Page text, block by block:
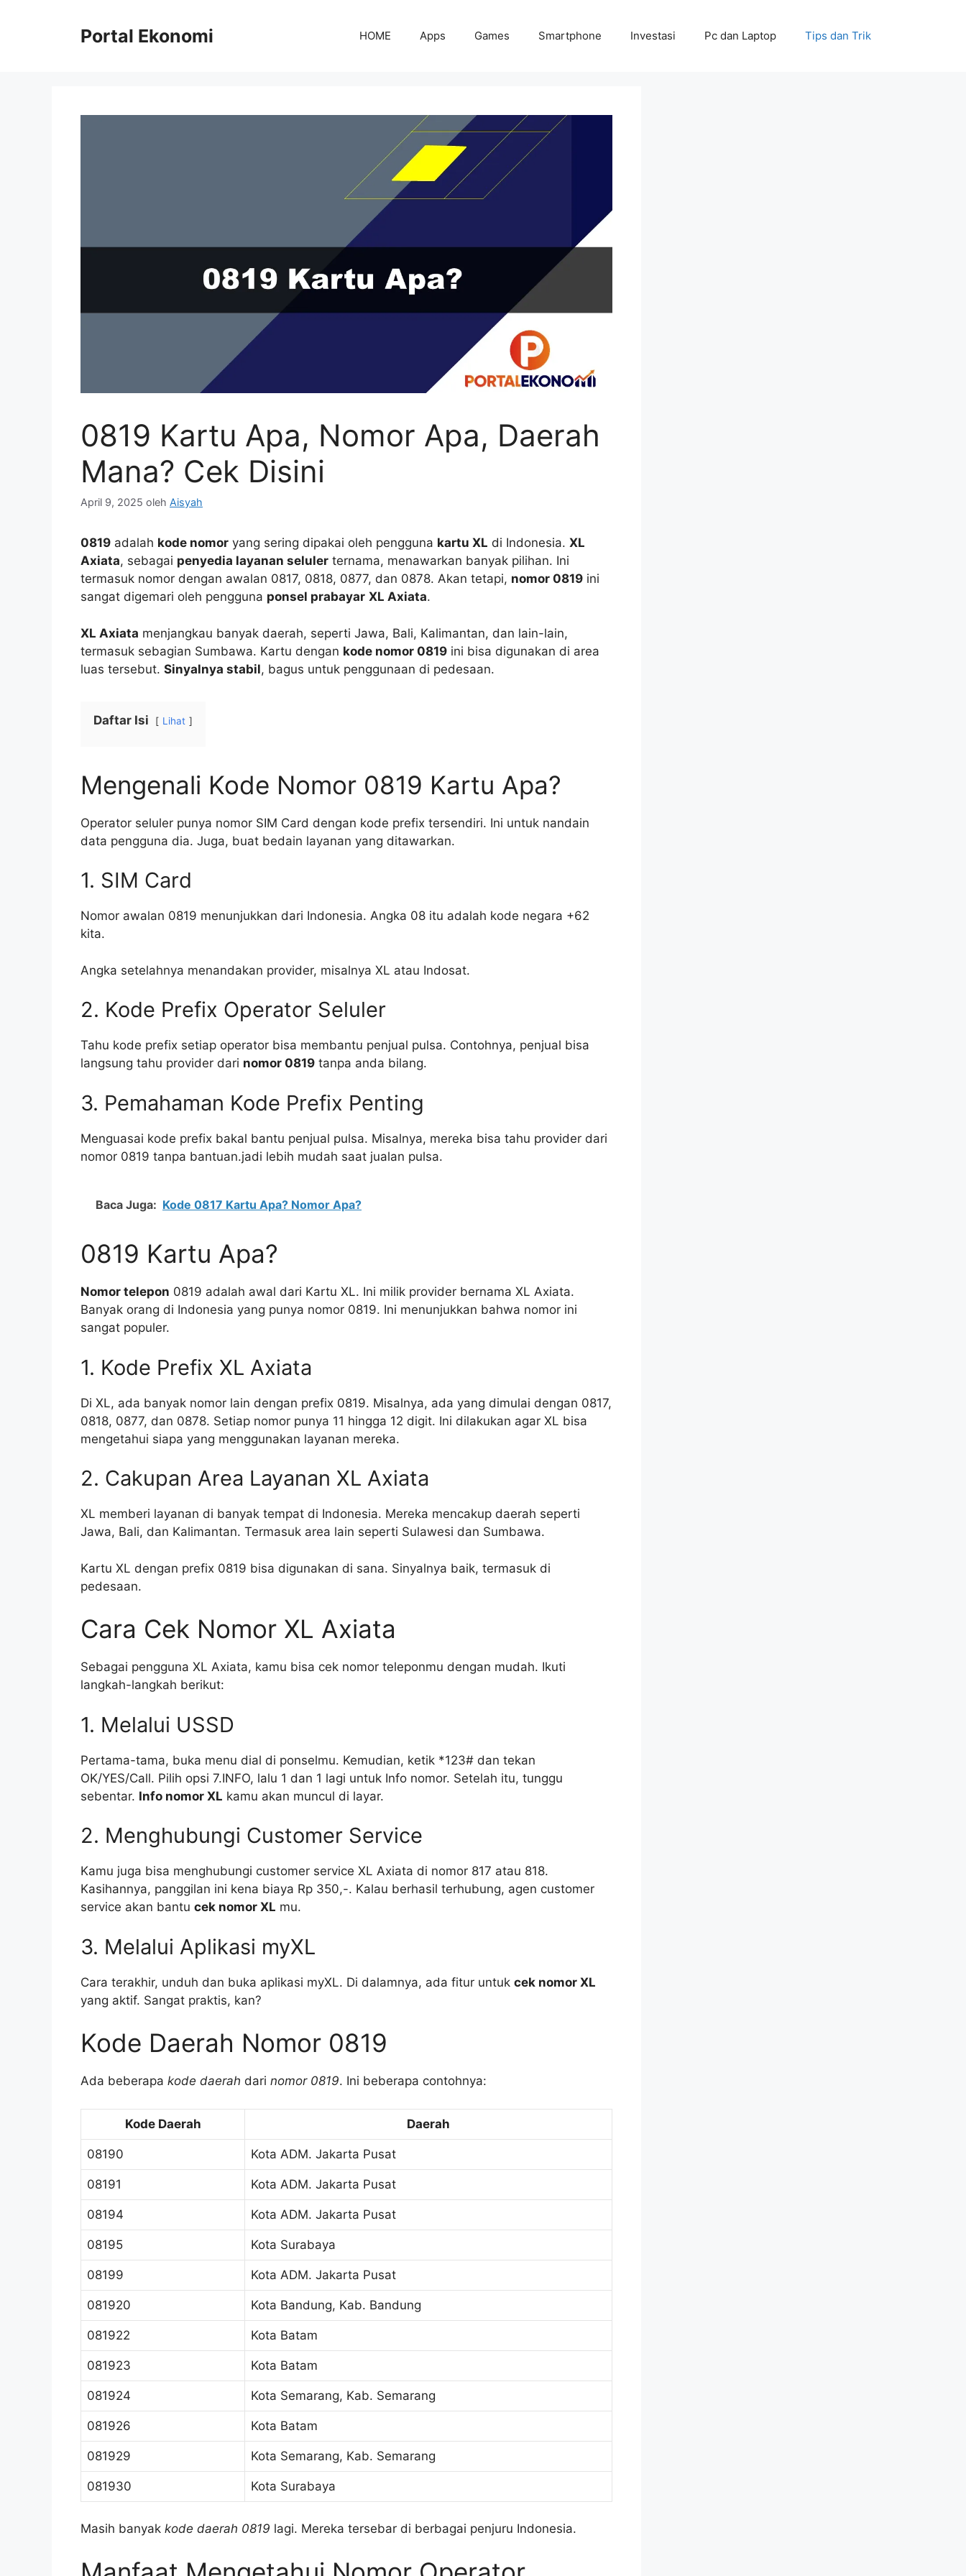
Portal Ekonomi HOME Apps Games Smartphone Investasi Pc dan Laptop Tips dan Trik
0819 Kartu Apa, Nomor Apa, Daerah
Mana? Cek Disini
April 9, 2025 oleh Aisyah
0819 adalah kode nomor yang sering dipakai oleh pengguna kartu XL di Indonesia. XL
Axiata, sebagai penyedia layanan seluler ternama, menawarkan banyak pilihan. Ini
termasuk nomor dengan awalan 0817, 0818, 0877, dan 0878. Akan tetapi, nomor 0819 ini
sangat digemari oleh pengguna ponsel prabayar XL Axiata.
XL Axiata menjangkau banyak daerah, seperti Jawa, Bali, Kalimantan, dan lain-lain,
termasuk sebagian Sumbawa. Kartu dengan kode nomor 0819 ini bisa digunakan di area
luas tersebut. Sinyalnya stabil, bagus untuk penggunaan di pedesaan.
Daftar Isi Lihat
Mengenali Kode Nomor 0819 Kartu Apa?
Operator seluler punya nomor SIM Card dengan kode prefix tersendiri. Ini untuk nandain
data pengguna dia. Juga, buat bedain layanan yang ditawarkan.
1. SIM Card
Nomor awalan 0819 menunjukkan dari Indonesia. Angka 08 itu adalah kode negara +62
kita.
Angka setelahnya menandakan provider, misalnya XL atau Indosat.
2. Kode Prefix Operator Seluler
Tahu kode prefix setiap operator bisa membantu penjual pulsa. Contohnya, penjual bisa
langsung tahu provider dari nomor 0819 tanpa anda bilang.
3. Pemahaman Kode Prefix Penting
Menguasai kode prefix bakal bantu penjual pulsa. Misalnya, mereka bisa tahu provider dari
nomor 0819 tanpa bantuan.jadi lebih mudah saat jualan pulsa.
Baca Juga: Kode 0817 Kartu Apa? Nomor Apa?
0819 Kartu Apa?
Nomor telepon 0819 adalah awal dari Kartu XL. Ini milik provider bernama XL Axiata.
Banyak orang di Indonesia yang punya nomor 0819. Ini menunjukkan bahwa nomor ini
sangat populer.
1. Kode Prefix XL Axiata
Di XL, ada banyak nomor lain dengan prefix 0819. Misalnya, ada yang dimulai dengan 0817,
0818, 0877, dan 0878. Setiap nomor punya 11 hingga 12 digit. Ini dilakukan agar XL bisa
mengetahui siapa yang menggunakan layanan mereka.
2. Cakupan Area Layanan XL Axiata
XL memberi layanan di banyak tempat di Indonesia. Mereka mencakup daerah seperti
Jawa, Bali, dan Kalimantan. Termasuk area lain seperti Sulawesi dan Sumbawa.
Kartu XL dengan prefix 0819 bisa digunakan di sana. Sinyalnya baik, termasuk di
pedesaan.
Cara Cek Nomor XL Axiata
Sebagai pengguna XL Axiata, kamu bisa cek nomor teleponmu dengan mudah. Ikuti
langkah-langkah berikut:
1. Melalui USSD
Pertama-tama, buka menu dial di ponselmu. Kemudian, ketik *123# dan tekan
OK/YES/Call. Pilih opsi 7.INFO, lalu 1 dan 1 lagi untuk Info nomor. Setelah itu, tunggu
sebentar. Info nomor XL kamu akan muncul di layar.
2. Menghubungi Customer Service
Kamu juga bisa menghubungi customer service XL Axiata di nomor 817 atau 818.
Kasihannya, panggilan ini kena biaya Rp 350,-. Kalau berhasil terhubung, agen customer
service akan bantu cek nomor XL mu.
3. Melalui Aplikasi myXL
Cara terakhir, unduh dan buka aplikasi myXL. Di dalamnya, ada fitur untuk cek nomor XL
yang aktif. Sangat praktis, kan?
Kode Daerah Nomor 0819
Ada beberapa kode daerah dari nomor 0819. Ini beberapa contohnya:
Kode Daerah Daerah
08190 Kota ADM. Jakarta Pusat
08191 Kota ADM. Jakarta Pusat
08194 Kota ADM. Jakarta Pusat
08195 Kota Surabaya
08199 Kota ADM. Jakarta Pusat
081920 Kota Bandung, Kab. Bandung
081922 Kota Batam
081923 Kota Batam
081924 Kota Semarang, Kab. Semarang
081926 Kota Batam
081929 Kota Semarang, Kab. Semarang
081930 Kota Surabaya
Masih banyak kode daerah 0819 lagi. Mereka tersebar di berbagai penjuru Indonesia.